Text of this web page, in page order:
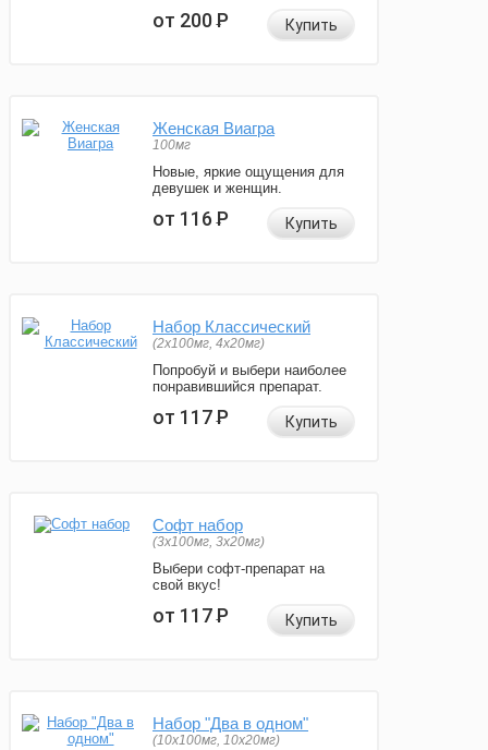
от 200Р Купить
Женская Виагра
100мг
Новые, яркие ощущения для
девушек и женщин.
от 116Р Купить
Набор Классический
(2x100мг, 4x20мг)
Попробуй и выбери наиболее
понравившийся препарат.
от 117Р Купить
Софт набор
(3x100мг, 3x20мг)
Выбери софт-препарат на
свой вкус!
от 117Р Купить
Набор "Два в одном"
(10x100мг, 10x20мг)